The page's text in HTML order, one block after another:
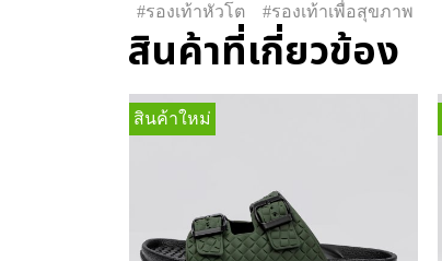
#รองเท้าหัวโต
#รองเท้าเพื่อสุขภาพ
สินค้าที่เกี่ยวข้อง
สินค้าใหม่